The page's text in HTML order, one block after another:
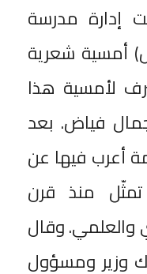
إدارة مدرسة
أمسية شعرية
لأمسية هذا
جمال فياض. بعد
أعرب فيها عن
تمثّل منذ قرن
والعلمي. وقال
وزير ومسؤول